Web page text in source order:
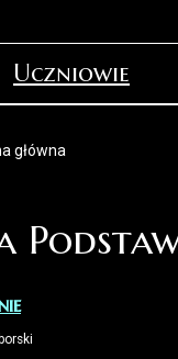
Uczniowie
główna